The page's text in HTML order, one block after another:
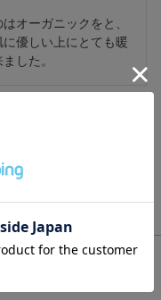
オーガニックをと、
優しい上にとても暖
した。